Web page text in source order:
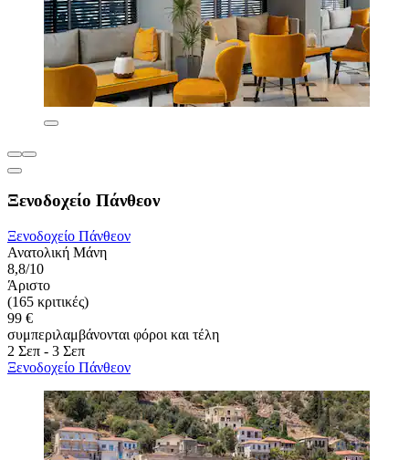
Ξενοδοχείο Πάνθεον
Ξενοδοχείο Πάνθεον
Ανατολική Μάνη
8,8/10
Άριστο
(165 κριτικές)
99 €
συμπεριλαμβάνονται φόροι και τέλη
2 Σεπ - 3 Σεπ
Ξενοδοχείο Πάνθεον